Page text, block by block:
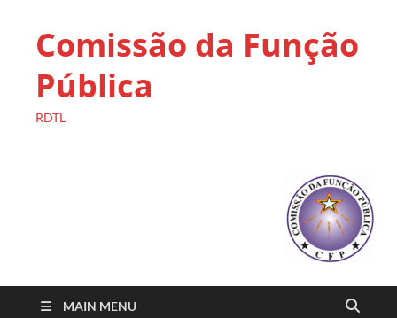
Comissão da Função
Pública
RDTL
MAIN MENU